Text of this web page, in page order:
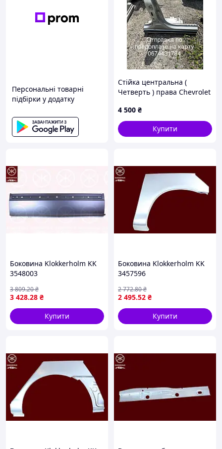
Персональні товарні
підбірки у додатку
Стійка центральна (
Четверть ) права Chevrolet
4 500 ₴
Купити
Боковина Klokkerholm KK
3548003
3 428.28 ₴
3 809.20₴
Купити
Боковина Klokkerholm KK
3457596
2 495.52 ₴
2 772.80₴
Купити